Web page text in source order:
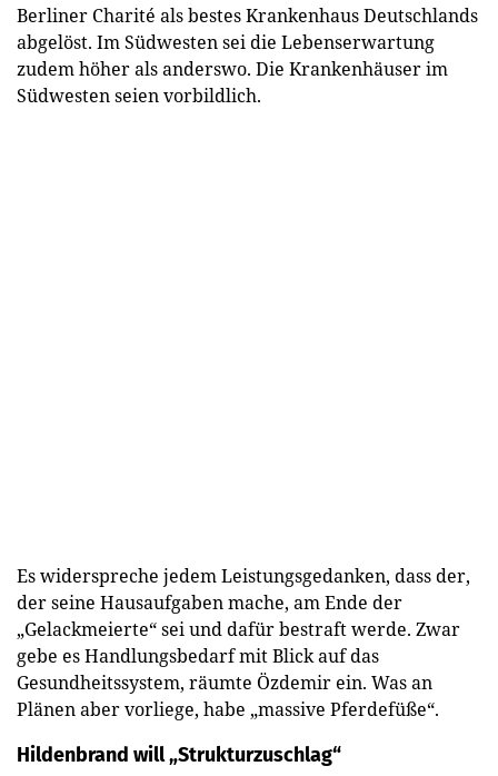
Berliner Charité als bestes Krankenhaus Deutschlands
abgelöst. Im Südwesten sei die Lebenserwartung
zudem höher als anderswo. Die Krankenhäuser im
Südwesten seien vorbildlich.
Es widerspreche jedem Leistungsgedanken, dass der,
der seine Hausaufgaben mache, am Ende der
„Gelackmeierte“ sei und dafür bestraft werde. Zwar
gebe es Handlungsbedarf mit Blick auf das
Gesundheitssystem, räumte Özdemir ein. Was an
Plänen aber vorliege, habe „massive Pferdefüße“.
Hildenbrand will „Strukturzuschlag“